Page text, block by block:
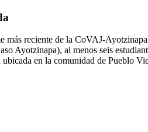
más reciente de la CoVAJ-
Ayotzinapa), al menos seis
ubicada en la comunidad de Pueblo